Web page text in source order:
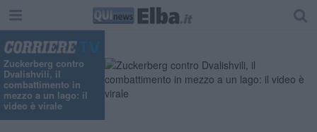
Zuckerberg contro
Dvalishvili, il
combattimento in
mezzo a un lago: il
video è virale